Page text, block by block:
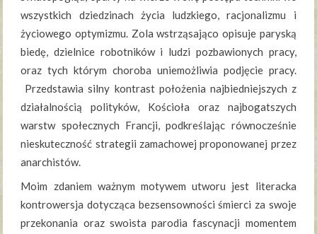
wszystkich dziedzinach życia ludzkiego, racjonalizmu i
życiowego optymizmu. Zola wstrząsająco opisuje paryską
biedę, dzielnice robotników i ludzi pozbawionych pracy,
oraz tych którym choroba uniemożliwia podjęcie pracy.
Przedstawia silny kontrast położenia najbiedniejszych z
działalnością polityków, Kościoła oraz najbogatszych
warstw społecznych Francji, podkreślając równocześnie
nieskuteczność strategii zamachowej proponowanej przez
anarchistów.
Moim zdaniem ważnym motywem utworu jest literacka
kontrowersja dotycząca bezsensowności śmierci za swoje
przekonania oraz swoista parodia fascynacji momentem